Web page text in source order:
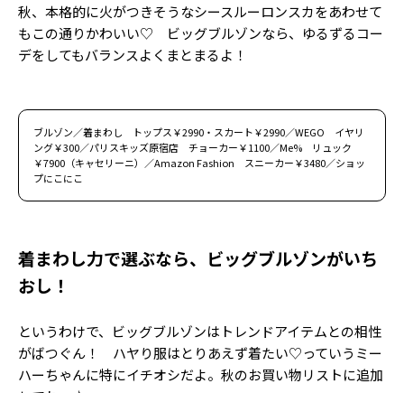
秋、本格的に火がつきそうなシースルーロンスカをあわせて
もこの通りかわいい♡ ビッグブルゾンなら、ゆるずるコー
デをしてもバランスよくまとまるよ！
ブルゾン／着まわし トップス￥2990・スカート￥2990／WEGO イヤリ
ング￥300／パリスキッズ原宿店 チョーカー￥1100／Me% リュック
￥7900（キャセリーニ）／Amazon Fashion スニーカー￥3480／ショッ
プにこにこ
着まわし力で選ぶなら、ビッグブルゾンがいち
おし！
というわけで、ビッグブルゾンはトレンドアイテムとの相性
がばつぐん！ ハヤり服はとりあえず着たい♡っていうミー
ハーちゃんに特にイチオシだよ。秋のお買い物リストに追加